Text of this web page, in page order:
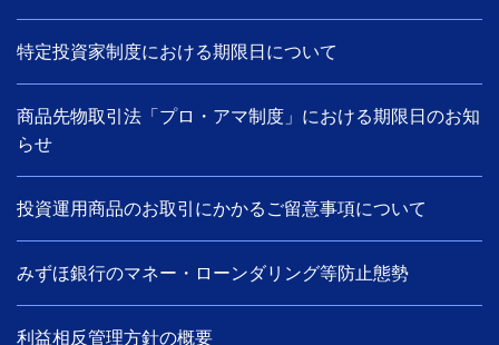
特定投資家制度における期限日について
商品先物取引法「プロ・アマ制度」における期限日のお知
らせ
投資運用商品のお取引にかかるご留意事項について
みずほ銀行のマネー・ローンダリング等防止態勢
利益相反管理方針の概要